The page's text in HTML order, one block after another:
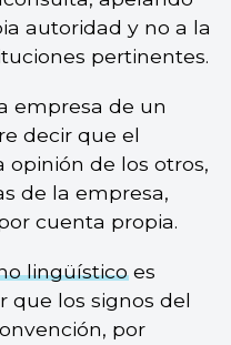
autoridad y no a la
pertinentes.
empresa de un
decir que el
opinión de los otros,
de la empresa,
cuenta propia.
lingüísticoes
que los signos del
por